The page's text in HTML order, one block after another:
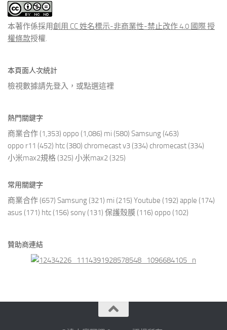
文
章
本著作係採用創用 CC 姓名標示-非商業性-禁止改作 4.0 國際 授
權條款授權.
本頁面人次統計
檢視數據請先登入，或點選這裡
熱門關鍵字
商業合作 (1,353) oppo (1,086) mi (580) Samsung (463)
oppo r11 (452) htc (380) chromecast v3 (334) chromecast (334)
小米max2規格 (325) 小米max2 (325)
常用關鍵字
商業合作 (657) Samsung (321) mi (215) Youtube (192) apple (174)
asus (171) htc (156) sony (131) 保護殼膜 (116) oppo (102)
贊助商連結